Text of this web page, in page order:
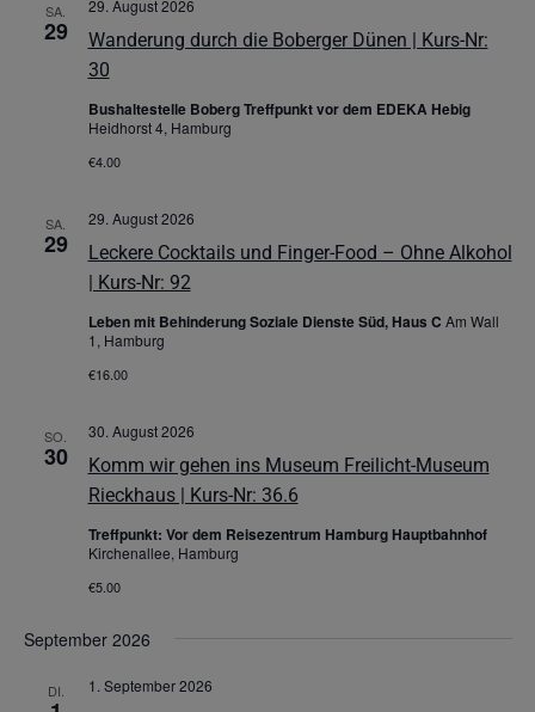
SA.
29
Wanderung durch die Boberger Dünen | Kurs-Nr:
30
29. August 2026
Bushaltestelle Boberg Treffpunkt vor dem EDEKA Hebig
Heidhorst 4, Hamburg
€4.00
SA.
29
Leckere Cocktails und Finger-Food – Ohne Alkohol
| Kurs-Nr: 92
29. August 2026
Leben mit Behinderung Soziale Dienste Süd, Haus C Am Wall
1, Hamburg
€16.00
SO.
30
Komm wir gehen ins Museum Freilicht-Museum
Rieckhaus | Kurs-Nr: 36.6
30. August 2026
Treffpunkt: Vor dem Reisezentrum Hamburg Hauptbahnhof
Kirchenallee, Hamburg
€5.00
September 2026
DI. 1. September 2026